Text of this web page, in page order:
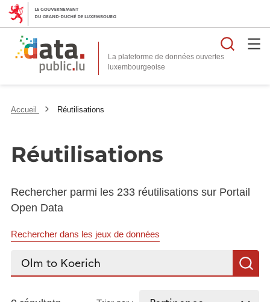
La plateforme de données ouvertes
Accueil Réutilisations
Réutilisations
Rechercher parmi les 233 réutilisations sur Portail
Open Data
Rechercher dans les jeux de données
Rechercher...